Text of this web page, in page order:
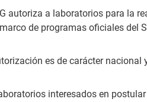
autoriza a laboratorios para la
de programas oficiales del
es de carácter
interesados en